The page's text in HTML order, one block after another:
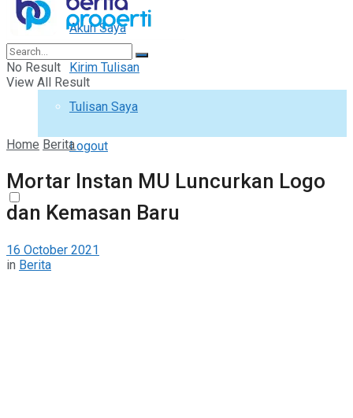
Akun Saya
Kirim Tulisan
Tulisan Saya
Logout
No Result
View All Result
Home Berita
Mortar Instan MU Luncurkan Logo
dan Kemasan Baru
16 October 2021
in Berita